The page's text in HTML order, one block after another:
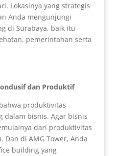
Lokasinya yang strategis
Anda mengunjungi
di Surabaya, baik itu
pemerintahan serta
dan Produktif
produktivitas
dalam bisnis. Agar bisnis
dari produktivitas
di AMG Tower, Anda
building yang